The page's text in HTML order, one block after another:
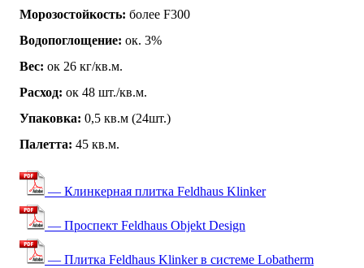
Морозостойкость: более F300
Водопоглощение: ок. 3%
Вес: ок 26 кг/кв.м.
Расход: ок 48 шт./кв.м.
Упаковка: 0,5 кв.м (24шт.)
Палетта: 45 кв.м.
— Клинкерная плитка Feldhaus Klinker
— Проспект Feldhaus Objekt Design
— Плитка Feldhaus Klinker в системе Lobatherm